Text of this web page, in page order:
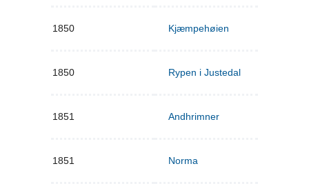
1850 Kjæmpehøien
1850 Rypen i Justedal
1851 Andhrimner
1851 Norma